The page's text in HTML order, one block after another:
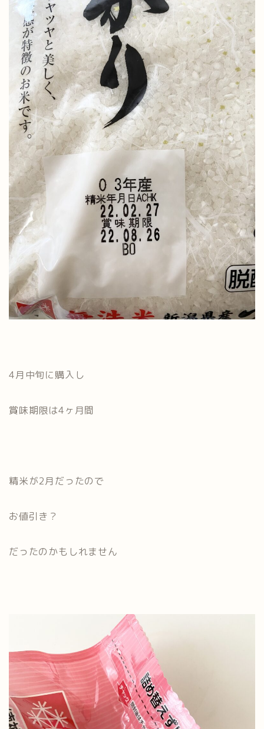
4月中旬に購入し
賞味期限は4ヶ月間
精米が2月だったので
お値引き？
だったのかもしれません